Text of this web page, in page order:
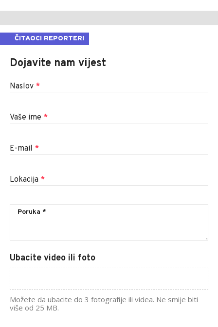
ČITAOCI REPORTERI
Dojavite nam vijest
Naslov *
Vaše ime *
E-mail *
Lokacija *
Ubacite video ili foto
Možete da ubacite do 3 fotografije ili videa. Ne smije biti
više od 25 MB.